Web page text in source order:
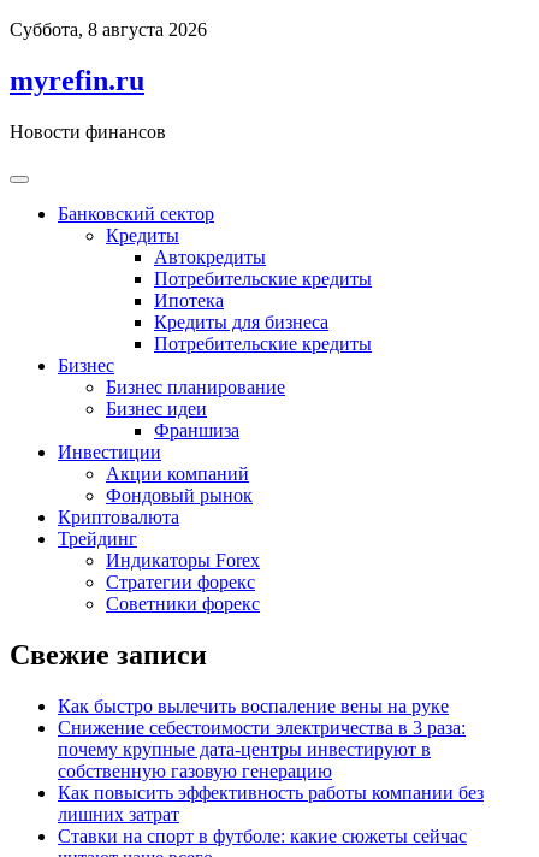
Перейти
содержимому
Суббота, 8 августа 2026
myrefin.ru
Новости финансов
Банковский сектор
Кредиты
Автокредиты
Потребительские кредиты
Ипотека
Кредиты для бизнеса
Потребительские кредиты
Бизнес
Бизнес планирование
Бизнес идеи
Франшиза
Инвестиции
Акции компаний
Фондовый рынок
Криптовалюта
Трейдинг
Индикаторы Forex
Стратегии форекс
Советники форекс
Свежие записи
Как быстро вылечить воспаление вены на руке
Снижение себестоимости электричества в 3 раза:
почему крупные дата-центры инвестируют в
собственную газовую генерацию
Как повысить эффективность работы компании без
лишних затрат
Ставки на спорт в футболе: какие сюжеты сейчас